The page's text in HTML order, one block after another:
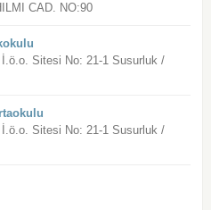
CAD. NO:90
Sitesi No: 21-1 Susurluk /
Sitesi No: 21-1 Susurluk /